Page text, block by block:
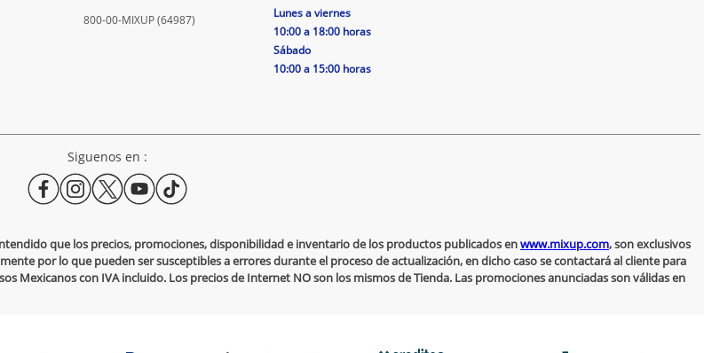
800-00-MIXUP (64987)
Lunes a viernes
10:00 a 18:00 horas
Sábado
10:00 a 15:00 horas
Siguenos en :
que los precios, promociones, disponibilidad e inventario de los productos publicados enwww.mixup.com, son exclusivos
por lo que pueden ser susceptibles a errores durante el proceso de actualización, en dicho caso se contactará al cliente para
Mexicanos con IVA incluido. Los precios de Internet NO son los mismos de Tienda. Las promociones anunciadas son válidas en